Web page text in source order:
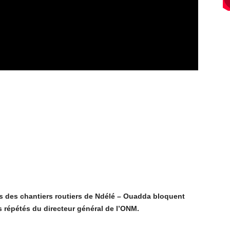
des chantiers routiers de Ndélé – Ouadda bloquent
du directeur général de l’ONM.